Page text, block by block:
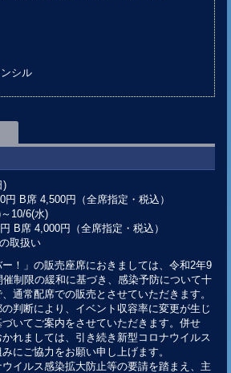
シル
)
B席 4,500円（全席指定・税込）
10/6(水)
B席 4,000円（全席指定・税込）
取扱い
！」の販売座席におきましては、令和2年9
催制限の緩和に基づき、感染予防について十
通常配席での販売とさせていただきます。
判断により、イベント収容率に変更が生じ
いてご案内をさせていただきます。併せ
れましては、引き続き新型コロナウイルス
にご協力をお願い申し上げます。
イルス感染拡大防止等の要請を踏まえ、主